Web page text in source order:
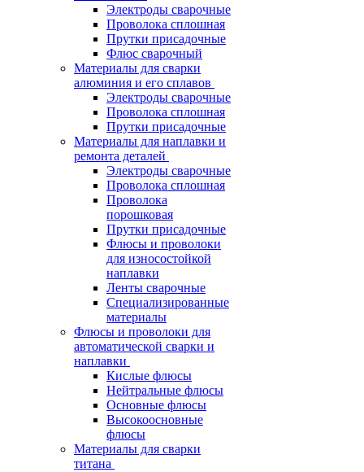
Электроды сварочные
Проволока сплошная
Прутки присадочные
Флюс сварочный
Материалы для сварки
алюминия и его сплавов
Электроды сварочные
Проволока сплошная
Прутки присадочные
Материалы для наплавки и
ремонта деталей
Электроды сварочные
Проволока сплошная
Проволока
порошковая
Прутки присадочные
Флюсы и проволоки
для износостойкой
наплавки
Ленты сварочные
Специализированные
материалы
Флюсы и проволоки для
автоматической сварки и
наплавки
Кислые флюсы
Нейтральные флюсы
Основные флюсы
Высокоосновные
флюсы
Материалы для сварки
титана